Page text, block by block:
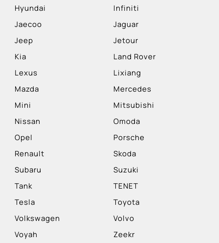
Hyundai
Infiniti
Jaecoo
Jaguar
Jeep
Jetour
Kia
Land Rover
Lexus
Lixiang
Mazda
Mercedes
Mini
Mitsubishi
Nissan
Omoda
Opel
Porsche
Renault
Skoda
Subaru
Suzuki
Tank
TENET
Tesla
Toyota
Volkswagen
Volvo
Voyah
Zeekr